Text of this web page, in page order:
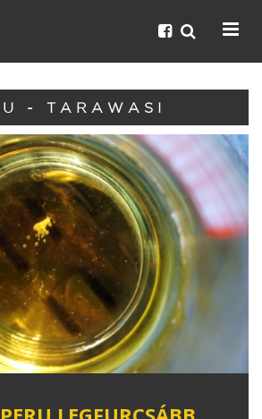
- TARAWASI